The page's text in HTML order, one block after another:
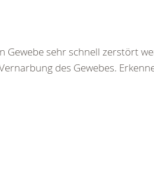
Gewebe sehr schnell zerstört
des Gewebes.